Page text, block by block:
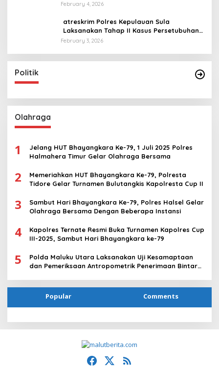
February 4, 2026
atreskrim Polres Kepulauan Sula
Laksanakan Tahap II Kasus Persetubuhan
Anak
February 3, 2026
Politik
Olahraga
1
Jelang HUT Bhayangkara Ke-79, 1 Juli 2025 Polres
Halmahera Timur Gelar Olahraga Bersama
2
Memeriahkan HUT Bhayangkara Ke-79, Polresta
Tidore Gelar Turnamen Bulutangkis Kapolresta Cup II
3
Sambut Hari Bhayangkara Ke-79, Polres Halsel Gelar
Olahraga Bersama Dengan Beberapa Instansi
4
Kapolres Ternate Resmi Buka Turnamen Kapolres Cup
III-2025, Sambut Hari Bhayangkara ke-79
5
Polda Maluku Utara Laksanakan Uji Kesamaptaan
dan Pemeriksaan Antropometrik Penerimaan Bintara
Popular Comments